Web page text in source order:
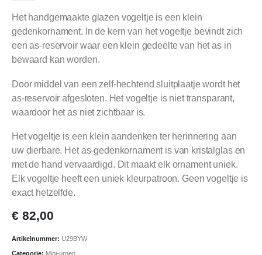
Het handgemaakte glazen vogeltje is een klein
gedenkornament. In de kern van het vogeltje bevindt zich
een as-reservoir waar een klein gedeelte van het as in
bewaard kan worden.
Door middel van een zelf-hechtend sluitplaatje wordt het
as-reservoir afgesloten. Het vogeltje is niet transparant,
waardoor het as niet zichtbaar is.
Het vogeltje is een klein aandenken ter herinnering aan
uw dierbare. Het as-gedenkornament is van kristalglas en
met de hand vervaardigd. Dit maakt elk ornament uniek.
Elk vogeltje heeft een uniek kleurpatroon. Geen vogeltje is
exact hetzelfde.
€ 82,00
Artikelnummer: U29BYW
Categorie: Mini-urnen